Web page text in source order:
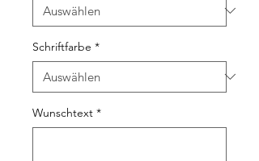
Schriftfarbe *
Wunschtext *